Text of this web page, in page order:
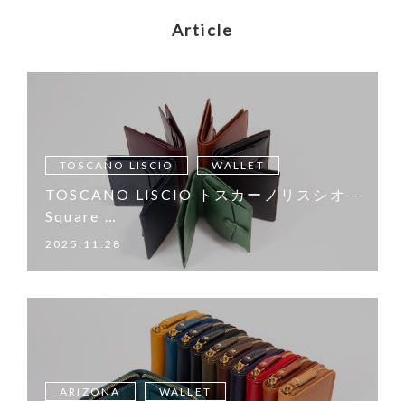
Article
TOSCANO LISCIO WALLET
TOSCANO LISCIO トスカーノリスシオ –
Square …
2025.11.28
ARIZONA WALLET